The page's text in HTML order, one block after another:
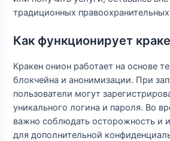
традиционных
Как функционирует
Кракен онион работает на основе
блокчейна и анонимизации. При
пользователи могут
уникального логина и пароля. Во
важно соблюдать осторожность и
для дополнительной